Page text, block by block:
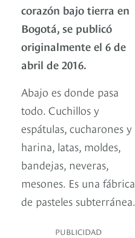
corazón bajo tierra en
Bogotá, se publicó
originalmente el 6 de
abril de 2016.
Abajo es donde pasa
todo. Cuchillos y
espátulas, cucharones y
harina, latas, moldes,
bandejas, neveras,
mesones. Es una fábrica
de pasteles subterránea.
PUBLICIDAD